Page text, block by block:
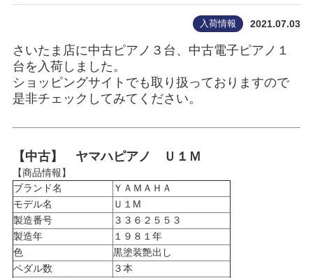
入荷情報 2021.07.03
さいたま店に中古ピアノ３台、中古電子ピアノ１
台を入荷しました。
ショッピングサイトでも取り扱っておりますので
是非チェックしてみてください。
【中古】 ヤマハピアノ Ｕ１Ｍ
【商品情報】
ブランド名
ＹＡＭＡＨＡ
モデル名
Ｕ１M
製造番号
３３６２５５３
製造年
１９８１年
色
黒塗装艶出し
ペダル数
３本